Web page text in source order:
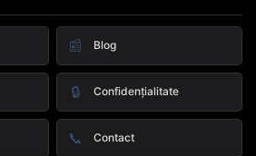
📰 Blog
🔒 Confidențialitate
📞 Contact